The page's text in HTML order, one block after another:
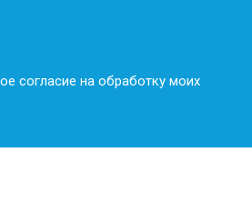
согласие на обработку моих